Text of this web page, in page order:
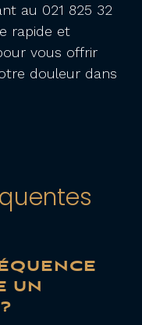
au 021 825 32
rapide et
vous offrir
douleur dans
UN